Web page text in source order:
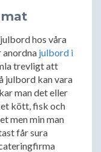
hos våra
anordna julbord i
trevligt att
julbord kan vara
man det eller
kött, fisk och
men min man
får sura